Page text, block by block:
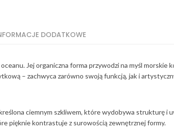
DODATKOWE
Jej organiczna forma przywodzi na myśl
– zachwyca zarówno swoją funkcją, jak i
ciemnym szkliwem, które wydobywa strukturę i
pięknie kontrastuje z surowością zewnętrznej formy.